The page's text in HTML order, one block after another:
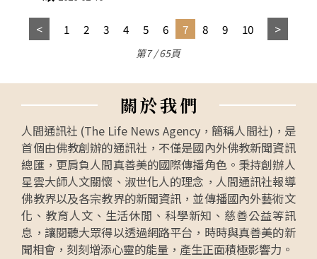
1 2 3 4 5 6 7 8 9 10
第7 / 65頁
關於我們
人間通訊社 (The Life News Agency，簡稱人間社)，是
首個由佛教創辦的通訊社，不僅是國內外佛教新聞資訊
總匯，更肩負人間真善美的國際傳播角色。秉持創辦人
星雲大師人文關懷、淑世化人的理念，人間通訊社報導
佛教界以及各宗教界的新聞資訊，並傳播國內外藝術文
化、教育人文、生活休閒、科學新知、慈善公益等訊
息，讓閱聽大眾得以透過網路平台，時時與真善美的新
聞相會，刻刻增添心靈的能量，產生正面積極影響力。